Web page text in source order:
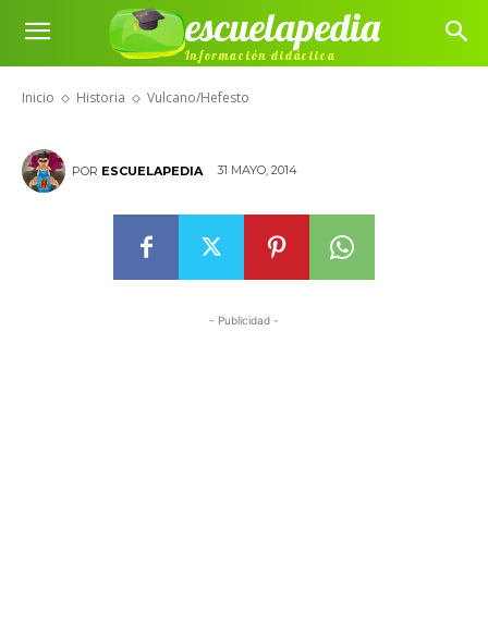
escuelapedia
Información didáctica
Inicio Historia Vulcano/Hefesto
Vulcano/Hefesto
POR ESCUELAPEDIA 31 MAYO, 2014
- Publicidad -